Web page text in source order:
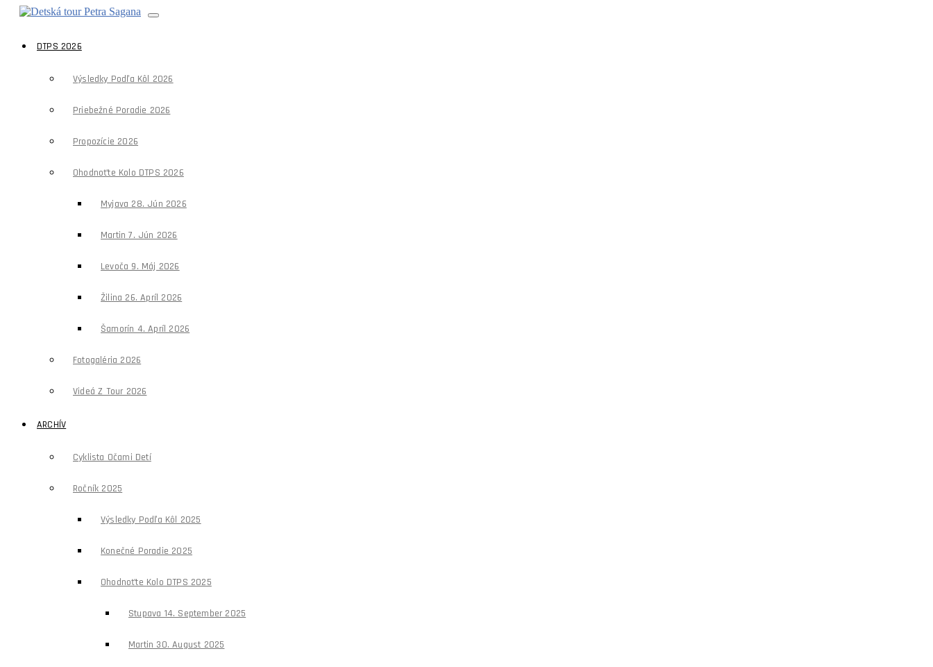
DTPS 2026
Výsledky Podľa Kôl 2026
Priebežné Poradie 2026
Propozície 2026
Ohodnoťte Kolo DTPS 2026
Myjava 28. Jún 2026
Martin 7. Jún 2026
Levoča 9. Máj 2026
Žilina 26. Apríl 2026
Šamorín 4. Apríl 2026
Fotogaléria 2026
Videá Z Tour 2026
ARCHÍV
Cyklista Očami Detí
Ročník 2025
Výsledky Podľa Kôl 2025
Konečné Poradie 2025
Ohodnoťte Kolo DTPS 2025
Stupava 14. September 2025
Martin 30. August 2025